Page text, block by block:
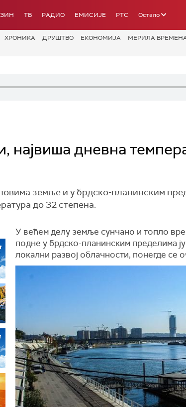
ТВ РАДИО ЕМИСИЈЕ РТС Остало
ХРОНИКА ДРУШТВО ЕКОНОМИЈА МЕРИЛА
највиша дневна
земље и у брдско-планинским
до 32 степена.
У већем делу земље сунчано и топло
подне у брдско-планинским пределима
локални развој облачности, понегде се